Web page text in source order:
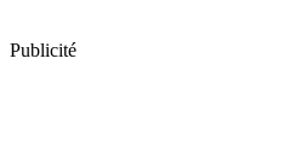
Publicité